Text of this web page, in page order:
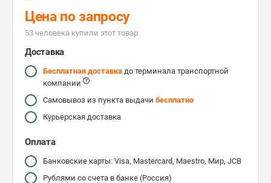
Цена по запросу
53 человекa купили этот товар
Доставка
Бесплатная доставка до терминала транспортной
компании
Самовывоз из пункта выдачи бесплатно
Курьерская доставка
Оплата
Банковские карты: Visa, Mastercard, Maestro, Мир, JCB
Рублями со счета в банке (Россия)